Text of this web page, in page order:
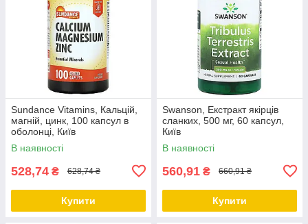
Sundance Vitamins, Кальцій,
магній, цинк, 100 капсул в
оболонці, Київ
В наявності
528,74 ₴ 628,74 ₴
Купити
Swanson, Екстракт якірців
сланких, 500 мг, 60 капсул,
Київ
В наявності
560,91 ₴ 660,91 ₴
Купити